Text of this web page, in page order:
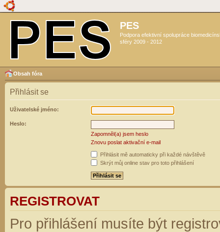
PES
Podpora efektivní spolupráce
sféry 2009 - 2012
Obsah fóra
Přihlásit se
Uživatelské jméno:
Heslo:
Zapomněl(a) jsem heslo
Znovu poslat aktivační e-mail
Přihlásit mě automaticky při každé návštěvě
Skrýt můj online stav pro toto přihlášení
REGISTROVAT
Pro přihlášení musíte být